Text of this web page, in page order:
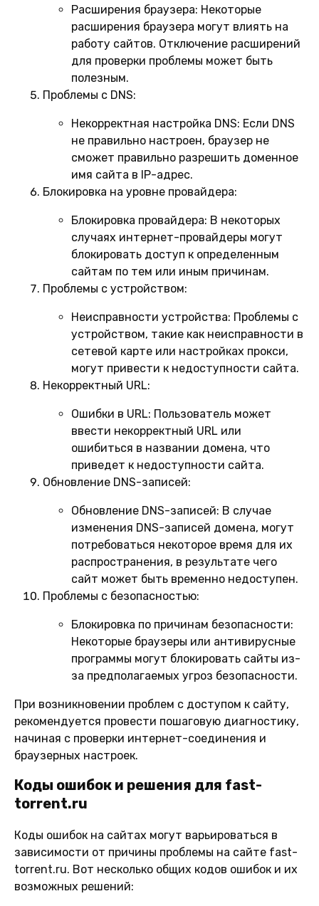
Расширения браузера: Некоторые
расширения браузера могут влиять на
работу сайтов. Отключение расширений
для проверки проблемы может быть
полезным.
Проблемы с DNS:
Некорректная настройка DNS: Если DNS
не правильно настроен, браузер не
сможет правильно разрешить доменное
имя сайта в IP-адрес.
Блокировка на уровне провайдера:
Блокировка провайдера: В некоторых
случаях интернет-провайдеры могут
блокировать доступ к определенным
сайтам по тем или иным причинам.
Проблемы с устройством:
Неисправности устройства: Проблемы с
устройством, такие как неисправности в
сетевой карте или настройках прокси,
могут привести к недоступности сайта.
Некорректный URL:
Ошибки в URL: Пользователь может
ввести некорректный URL или
ошибиться в названии домена, что
приведет к недоступности сайта.
Обновление DNS-записей:
Обновление DNS-записей: В случае
изменения DNS-записей домена, могут
потребоваться некоторое время для их
распространения, в результате чего
сайт может быть временно недоступен.
Проблемы с безопасностью:
Блокировка по причинам безопасности:
Некоторые браузеры или антивирусные
программы могут блокировать сайты из-
за предполагаемых угроз безопасности.
При возникновении проблем с доступом к сайту,
рекомендуется провести пошаговую диагностику,
начиная с проверки интернет-соединения и
браузерных настроек.
Коды ошибок и решения для fast-
torrent.ru
Коды ошибок на сайтах могут варьироваться в
зависимости от причины проблемы на сайте fast-
torrent.ru. Вот несколько общих кодов ошибок и их
возможных решений: